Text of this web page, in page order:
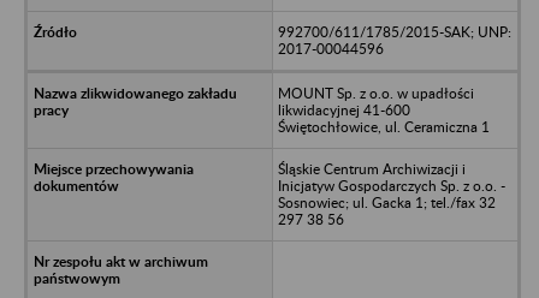
992700/611/1785/2015-SAK; UNP:
2017-00044596
MOUNT Sp. z o.o. w upadłości
likwidacyjnej 41-600
Świętochłowice, ul. Ceramiczna 1
Śląskie Centrum Archiwizacji i
Inicjatyw Gospodarczych Sp. z o.o. -
Sosnowiec; ul. Gacka 1; tel./fax 32
297 38 56